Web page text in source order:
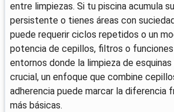
entre limpiezas. Si tu piscina acumula
persistente o tienes áreas con
puede requerir ciclos repetidos o un
potencia de cepillos, filtros o funciones
entornos donde la limpieza de
crucial, un enfoque que combine
adherencia puede marcar la diferencia
más básicas.